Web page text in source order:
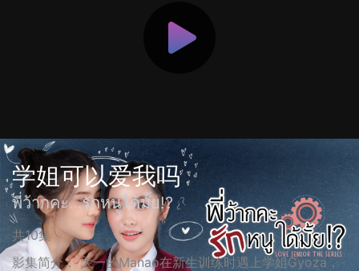
学姐可以爱我吗
พี่ว้ากคะ…รักหนูได้มั้ย!?
共10集
影集简介： 大一的Manao在新生训练时遇上学姐Gyoza，